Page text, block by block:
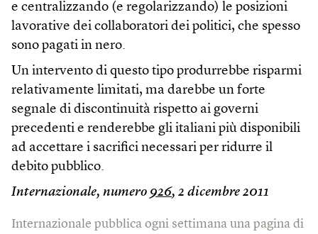
e centralizzando (e regolarizzando) le posizioni
lavorative dei collaboratori dei politici, che spesso
sono pagati in nero.
Un intervento di questo tipo produrrebbe risparmi
relativamente limitati, ma darebbe un forte
segnale di discontinuità rispetto ai governi
precedenti e renderebbe gli italiani più disponibili
ad accettare i sacrifici necessari per ridurre il
debito pubblico.
Internazionale, numero 926, 2 dicembre 2011
Internazionale pubblica ogni settimana una pagina di